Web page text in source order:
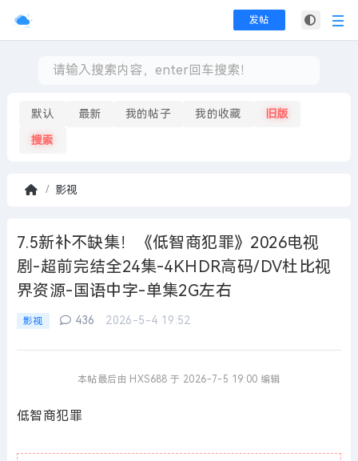
发帖
默认 最新 我的帖子 我的收藏 旧版
搜索
页
影视
7.5新补不缺集！《低智商犯罪》2026电视
剧-超前完结全24集-4KHDR高码/DV杜比视
界资源-国语中字-单集2G左右
影视 436 2026-5-4 19:52
本帖最后由 HXS688 于 2026-7-5 19:00 编辑
低智商犯罪